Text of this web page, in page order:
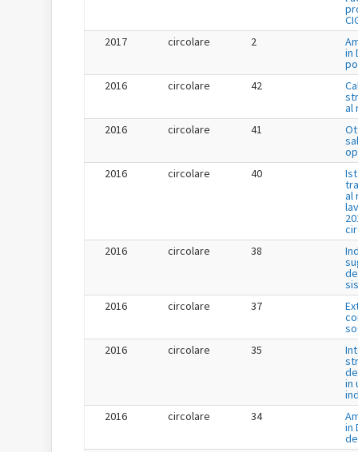
2017
circolare 2
in
2016
circolare 42
al
2016
circolare 41
2016
circolare 40
al
2016
circolare 38
2016
circolare 37
2016
circolare 35
in
2016
circolare 34
in